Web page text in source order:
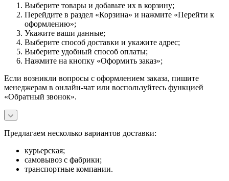
Выберите товары и добавьте их в корзину;
Перейдите в раздел «Корзина» и нажмите «Перейти к
оформлению»;
Укажите ваши данные;
Выберите способ доставки и укажите адрес;
Выберите удобный способ оплаты;
Нажмите на кнопку «Оформить заказ»;
Если возникли вопросы с оформлением заказа, пишите
менеджерам в онлайн-чат или воспользуйтесь функцией
«Обратный звонок».
Предлагаем несколько вариантов доставки:
курьерская;
самовывоз с фабрики;
транспортные компании.